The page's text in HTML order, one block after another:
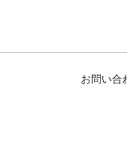
お問い合